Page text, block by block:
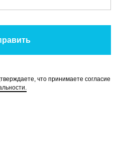
что принимаете согласие